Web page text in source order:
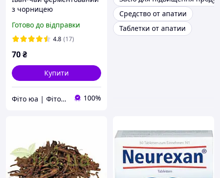
з чорницею
Готово до відправки
4.8 (17)
70₴
Купити
Фіто юа | Фітоаптека 100%
Средство от апатии
Таблетки от апатии